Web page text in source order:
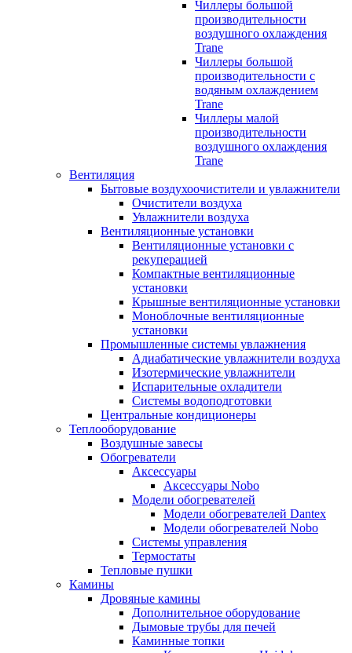
Чиллеры большой
производительности
воздушного охлаждения
Trane
Чиллеры большой
производительности с
водяным охлаждением
Trane
Чиллеры малой
производительности
воздушного охлаждения
Trane
Вентиляция
Бытовые воздухоочистители и увлажнители
Очистители воздуха
Увлажнители воздуха
Вентиляционные установки
Вентиляционные установки с
рекуперацией
Компактные вентиляционные
установки
Крышные вентиляционные установки
Моноблочные вентиляционные
установки
Промышленные системы увлажнения
Адиабатические увлажнители воздуха
Изотермические увлажнители
Испарительные охладители
Системы водоподготовки
Центральные кондиционеры
Теплооборудование
Воздушные завесы
Обогреватели
Аксессуары
Аксессуары Nobo
Модели обогревателей
Модели обогревателей Dantex
Модели обогревателей Nobo
Системы управления
Термостаты
Тепловые пушки
Камины
Дровяные камины
Дополнительное оборудование
Дымовые трубы для печей
Каминные топки